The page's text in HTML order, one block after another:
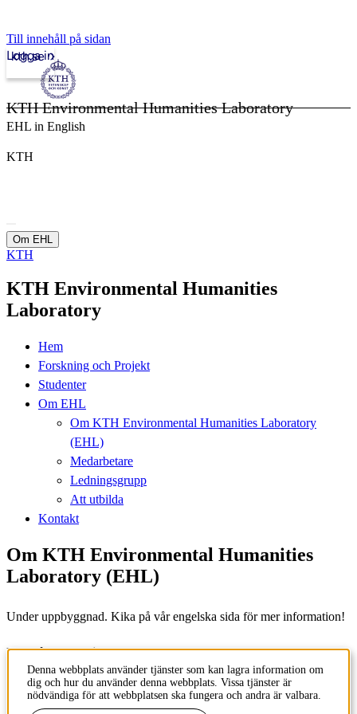
Till innehåll på sidan
kth.se
Logga in
KTH Environmental Humanities Laboratory
EHL in English
KTH
Om EHL
KTH
KTH Environmental Humanities
Laboratory
Hem
Forskning och Projekt
Studenter
Om EHL
Om KTH Environmental Humanities Laboratory
(EHL)
Medarbetare
Ledningsgrupp
Att utbilda
Kontakt
Om KTH Environmental Humanities
Laboratory (EHL)
Under uppbyggnad. Kika på vår engelska sida för mer information!
Innehållsansvarig:
ehlab@abe.kth.se
Tillhör : KTH Environmental Humanities Laboratory
Senast ändrad
2023-06-28
Denna webbplats använder tjänster som kan lagra information om
dig och hur du använder denna webbplats. Vissa tjänster är
nödvändiga för att webbplatsen ska fungera och andra är valbara.